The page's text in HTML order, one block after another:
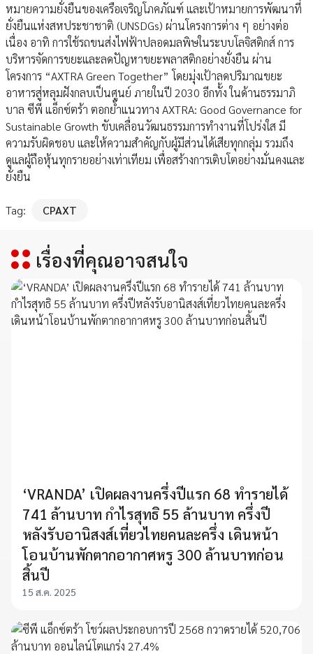
หมายความยั่งยืนของเครือเจริญโภคภัณฑ์ และเป้าหมายการพัฒนาที่
ยั่งยืนแห่งสหประชาชาติ (UNSDGs) ผ่านโครงการต่าง ๆ อย่างต่อ
เนื่อง อาทิ การใช้รถขนส่งไฟฟ้าปลอดมลพิษในระบบโลจิสติกส์ การ
บริหารจัดการขยะและลดปัญหาขยะพลาสติกอย่างยั่งยืน ผ่าน
โครงการ “AXTRA Green Together” โดยมุ่งเป้าลดปริมาณขยะ
อาหารสู่หลุมฝังกลบเป็นศูนย์ ภายในปี 2030 อีกทั้ง ในด้านธรรมาภิ
บาล ซีพี แอ็กซ์ตร้า ตอกย้ำแนวทาง AXTRA: Good Governance for
Sustainable Growth ขับเคลื่อนวัฒนธรรมการทำงานที่โปร่งใส มี
ความรับผิดชอบ และให้ความสำคัญกับผู้มีส่วนได้เสียทุกกลุ่ม รวมถึง
ดูแลผู้ถือหุ้นทุกรายอย่างเท่าเทียม เพื่อสร้างการเติบโตอย่างมั่นคงและ
ยั่งยืน
Tag: CPAXT
เรื่องที่คุณอาจสนใจ
‘VRANDA’ เปิดผลงานครึ่งปีแรก 68 ทำรายได้
741 ล้านบาท กำไรสุทธิ 55 ล้านบาท ครึ่งปี
หลังรับอานิสงส์เที่ยวไทยคนละครึ่ง เดินหน้า
โอนบ้านพักตากอากาศหรู 300 ล้านบาทก่อน
สิ้นปี
15 ส.ค. 2025